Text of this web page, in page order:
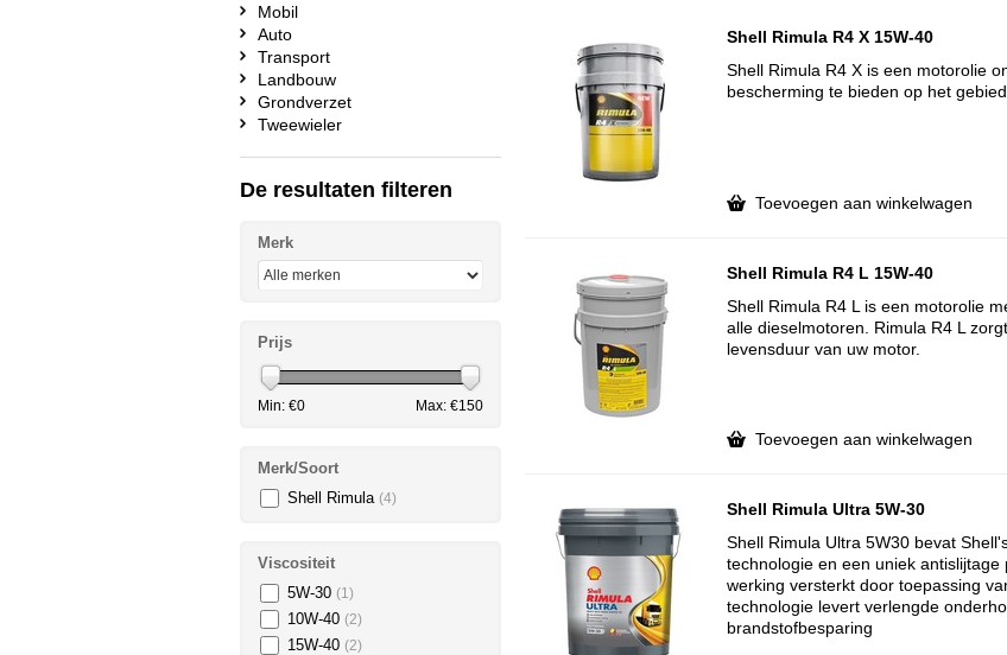
Shell Rimula R4 X 15W-40
Shell Rimula R4 X is een motorolie
bescherming te bieden op het
Toevoegen aan winkelwagen
Shell Rimula R4 L 15W-40
Shell Rimula R4 L is een motorolie
alle dieselmotoren. Rimula R4 L
levensduur van uw motor.
Toevoegen aan winkelwagen
Shell Rimula Ultra 5W-30
Shell Rimula Ultra 5W30 bevat
technologie en een uniek
werking versterkt door toepassing
technologie levert verlengde
brandstofbesparing
Mobil
Auto
Transport
Landbouw
Grondverzet
Tweewieler
De resultaten filteren
Merk
Prijs
Min: €0 Max: €150
Merk/Soort
Shell Rimula (4)
Viscositeit
5W-30 (1)
10W-40 (2)
15W-40 (2)